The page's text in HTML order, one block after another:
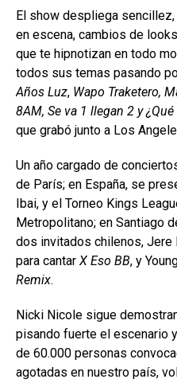
El show despliega
en escena, cambios de
que te hipnotizan en todo
todos sus temas pasando
Años Luz, Wapo Traketero,
8AM, Se va 1 llegan 2 y
que grabó junto a Los
Un año cargado de
de París; en España, se
Ibai, y el Torneo Kings
Metropolitano; en Santiago
dos invitados chilenos,
para cantar X Eso BB, y
Remix.
Nicki Nicole sigue
pisando fuerte el escenario
de 60.000 personas
agotadas en nuestro país,